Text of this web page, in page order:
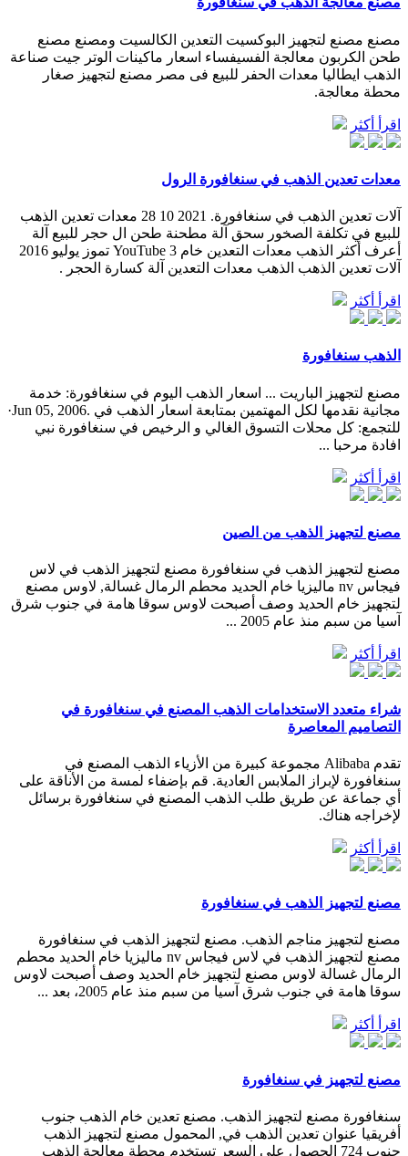
مصنع مصنع لتجهيز البوكسيت التعدين الكالسيت ومصنع مصنع
طحن الكربون معالجة الفسيفساء اسعار ماكينات الوتر جيت صناعة
الذهب ايطاليا معدات الحفر للبيع فى مصر مصنع لتجهيز صغار
محطة معالجة.
اقرأ أكثر
معدات تعدين الذهب في سنغافورة الرول
آلات تعدين الذهب في سنغافورة. 2021 10 28 معدات تعدين الذهب
للبيع في تكلفة الصخور سحق آلة مطحنة طحن ال حجر للبيع آلة
أعرف أكثر الذهب معدات التعدين خام YouTube 3 تموز يوليو 2016
آلات تعدين الذهب الذهب معدات التعدين آلة كسارة الحجر .
اقرأ أكثر
الذهب سنغافورة
مصنع لتجهيز الباريت ... اسعار الذهب اليوم في سنغافورة: خدمة
مجانية نقدمها لكل المهتمين بمتابعة اسعار الذهب في .Jun 05, 2006·
للتجمع: كل محلات التسوق الغالي و الرخيص في سنغافورة نبي
افادة مرحبا ...
اقرأ أكثر
مصنع لتجهيز الذهب من الصين
مصنع لتجهيز الذهب في سنغافورة مصنع لتجهيز الذهب في لاس
فيجاس nv ماليزيا خام الحديد محطم الرمال غسالة, لاوس مصنع
لتجهيز خام الحديد وصف أصبحت لاوس سوقا هامة في جنوب شرق
آسيا من سبم منذ عام 2005 ...
اقرأ أكثر
شراء متعدد الاستخدامات الذهب المصنع في سنغافورة في
التصاميم المعاصرة
تقدم Alibaba مجموعة كبيرة من الأزياء الذهب المصنع في
سنغافورة لإبراز الملابس العادية. قم بإضفاء لمسة من الأناقة على
أي جماعة عن طريق طلب الذهب المصنع في سنغافورة برسائل
لإخراجه هناك.
اقرأ أكثر
مصنع لتجهيز الذهب في سنغافورة
مصنع لتجهيز مناجم الذهب. مصنع لتجهيز الذهب في سنغافورة
مصنع لتجهيز الذهب في لاس فيجاس nv ماليزيا خام الحديد محطم
الرمال غسالة لاوس مصنع لتجهيز خام الحديد وصف أصبحت لاوس
سوقا هامة في جنوب شرق آسيا من سبم منذ عام 2005، بعد ...
اقرأ أكثر
مصنع لتجهيز في سنغافورة
سنغافورة مصنع لتجهيز الذهب. مصنع تعدين خام الذهب جنوب
أفريقيا عنوان تعدين الذهب في, المحمول مصنع لتجهيز الذهب
جنوب 724 الحصول على السعر تستخدم محطة معالجة الذهب